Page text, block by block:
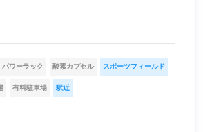
パワーラック 酸素カプセル スポーツフィールド
有料駐車場 駅近